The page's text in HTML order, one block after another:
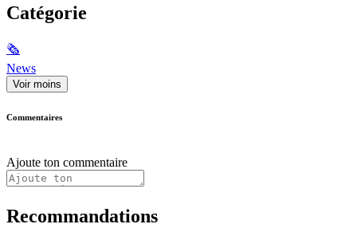
Catégorie
🗞
News
Voir moins
Commentaires
Ajoute ton commentaire
Recommandations